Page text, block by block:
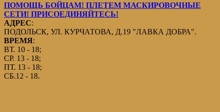
ПОМОЩЬ БОЙЦАМ! ПЛЕТЕМ МАСКИРОВОЧНЫЕ
СЕТИ! ПРИСОЕДИНЯЙТЕСЬ!
АДРЕС:
ПОДОЛЬСК, УЛ. КУРЧАТОВА, Д.19 "ЛАВКА ДОБРА".
ВРЕМЯ:
ВТ. 10 - 18;
СР. 13 - 18;
ПТ. 13 - 18;
СБ.12 - 18.